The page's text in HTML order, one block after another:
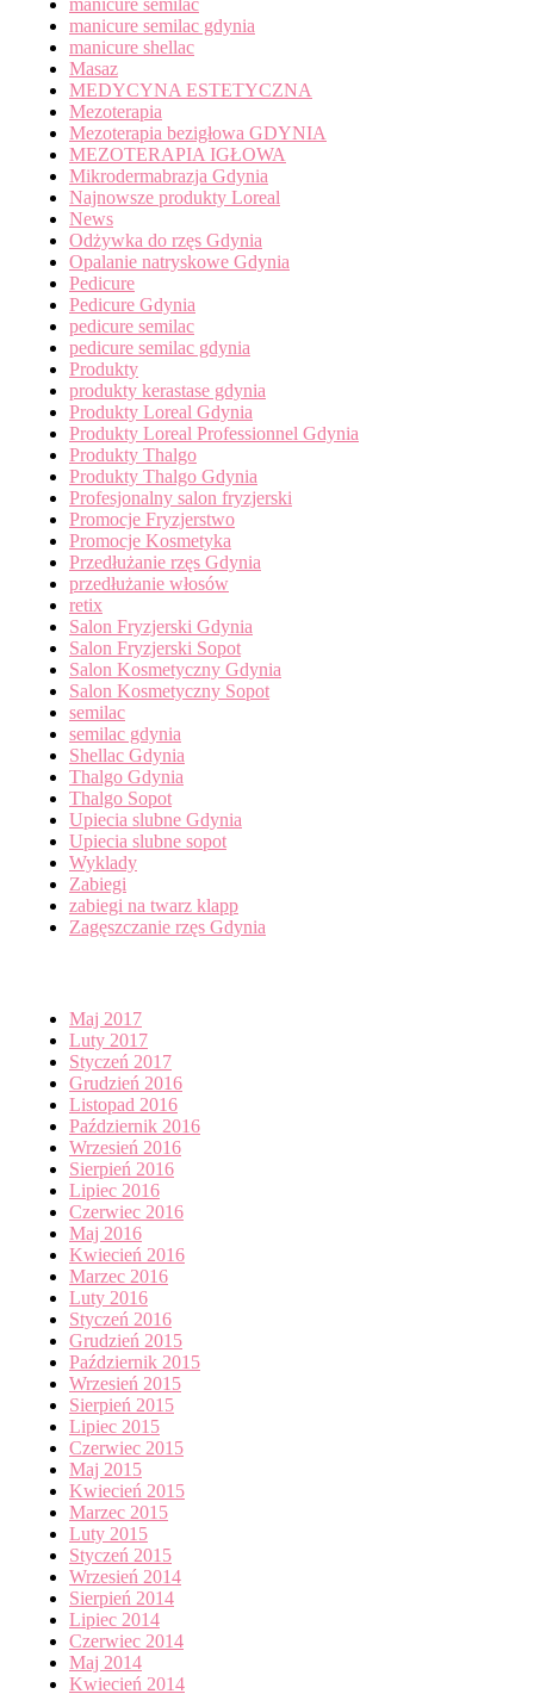
manicure semilac gdynia
manicure shellac
Masaz
MEDYCYNA ESTETYCZNA
Mezoterapia
Mezoterapia bezigłowa GDYNIA
MEZOTERAPIA IGŁOWA
Mikrodermabrazja Gdynia
Najnowsze produkty Loreal
News
Odżywka do rzęs Gdynia
Opalanie natryskowe Gdynia
Pedicure
Pedicure Gdynia
pedicure semilac
pedicure semilac gdynia
Produkty
produkty kerastase gdynia
Produkty Loreal Gdynia
Produkty Loreal Professionnel Gdynia
Produkty Thalgo
Produkty Thalgo Gdynia
Profesjonalny salon fryzjerski
Promocje Fryzjerstwo
Promocje Kosmetyka
Przedłużanie rzęs Gdynia
przedłużanie włosów
retix
Salon Fryzjerski Gdynia
Salon Fryzjerski Sopot
Salon Kosmetyczny Gdynia
Salon Kosmetyczny Sopot
semilac
semilac gdynia
Shellac Gdynia
Thalgo Gdynia
Thalgo Sopot
Upiecia slubne Gdynia
Upiecia slubne sopot
Wyklady
Zabiegi
zabiegi na twarz klapp
Zagęszczanie rzęs Gdynia
Maj 2017
Luty 2017
Styczeń 2017
Grudzień 2016
Listopad 2016
Październik 2016
Wrzesień 2016
Sierpień 2016
Lipiec 2016
Czerwiec 2016
Maj 2016
Kwiecień 2016
Marzec 2016
Luty 2016
Styczeń 2016
Grudzień 2015
Październik 2015
Wrzesień 2015
Sierpień 2015
Lipiec 2015
Czerwiec 2015
Maj 2015
Kwiecień 2015
Marzec 2015
Luty 2015
Styczeń 2015
Wrzesień 2014
Sierpień 2014
Lipiec 2014
Czerwiec 2014
Maj 2014
Kwiecień 2014